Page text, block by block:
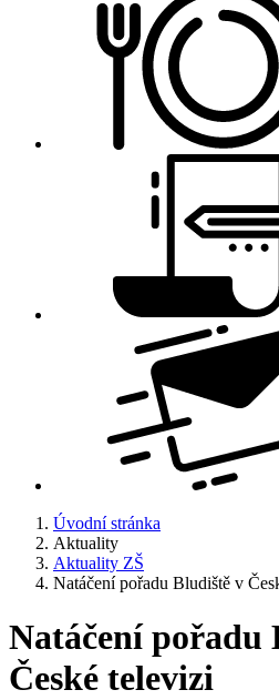
Úvodní stránka
Aktuality
Aktuality ZŠ
Natáčení pořadu Bludiště v
Natáčení pořadu
České televizi